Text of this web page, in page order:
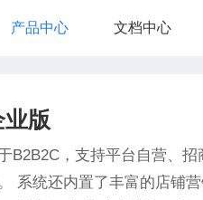
产品中心 文档中心
版
B2B2C，支持平台自营、招
系统还内置了丰富的店铺